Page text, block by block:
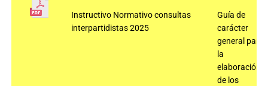
Instructivo Normativo consultas
interpartidistas 2025
Guía de
carácter
general para
la
elaboración
de los